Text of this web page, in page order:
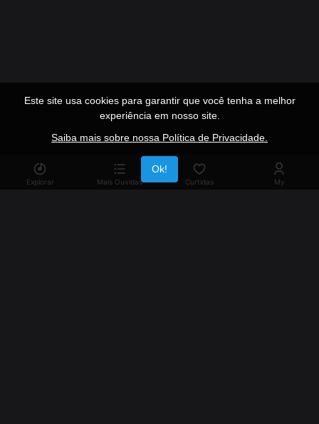
Publicidade
Explorar Mais Ouvidas Curtidas My
Este site usa cookies para garantir que você tenha a melhor
experiência em nosso site.
Saiba mais sobre nossa Política de Privacidade.
Ok!